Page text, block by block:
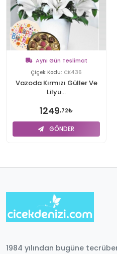
Aynı Gün Teslimat
Çiçek Kodu: CK436
Vazoda Kırmızı Güller Ve
Lilyu...
1249,72₺
GÖNDER
1984 yılından bugüne